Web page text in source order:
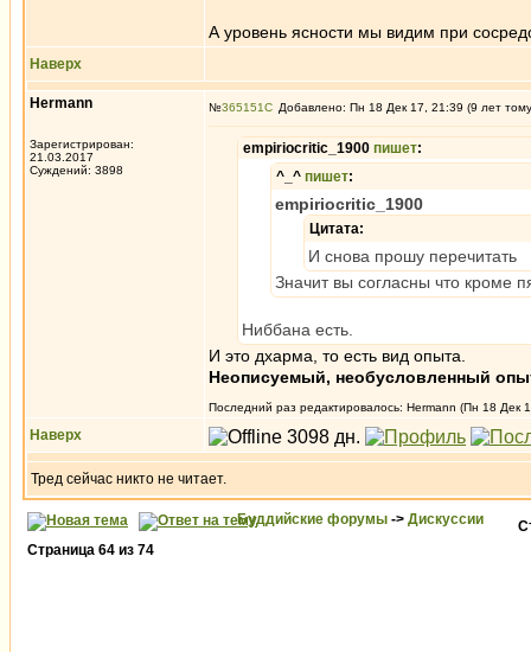
А уровень ясности мы видим при
Наверх
Hermann
Зарегистрирован:
21.03.2017
Суждений: 3898
№365151 Добавлено: Пн 18 Дек 17, 21:39 (9 лет
empiriocritic_1900 пишет:
^_^ пишет:
empiriocritic_1900
Цитата:
И снова прошу перечитать
Значит вы согласны что кроме
Ниббана есть.
И это дхарма, то есть вид опыта.
Неописуемый, необусловленный
Последний раз редактировалось: Hermann (Пн 18 Дек
Наверх
Тред сейчас никто не читает.
Буддийские форумы -> Дискуссии
Страница 64 из 74